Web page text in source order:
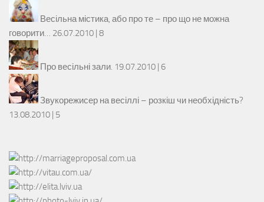
Весільна містика, або про те – про що не можна
говорити… 26.07.2010 | 8
Про весільні зали. 19.07.2010 | 6
Звукорежисер на весіллі – розкіш чи необхідність?
13.08.2010 | 5